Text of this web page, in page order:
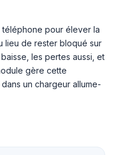
pour élever la
lieu de rester bloqué sur
les pertes aussi, et
gère cette
un chargeur allume-